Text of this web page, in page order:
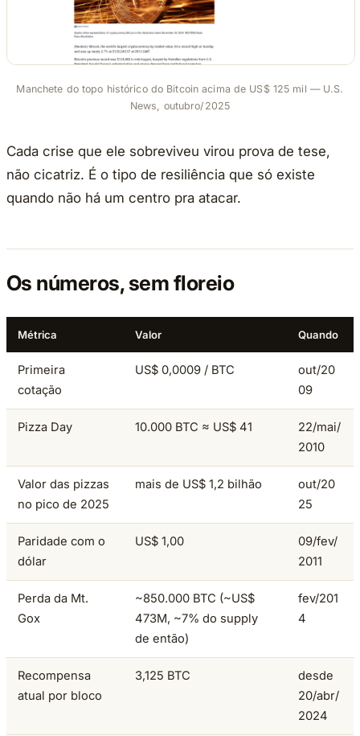
Manchete do topo histórico do Bitcoin acima de US$ 125 mil — U.S.
News, outubro/2025
Cada crise que ele sobreviveu virou prova de tese,
não cicatriz. É o tipo de resiliência que só existe
quando não há um centro pra atacar.
Os números, sem floreio
Métrica Valor Quando
Primeira
cotação
US$ 0,0009 / BTC
out/20
09
Pizza Day 10.000 BTC ≈ US$ 41
22/mai/
2010
Valor das pizzas
no pico de 2025
mais de US$ 1,2 bilhão
out/20
25
Paridade com o
dólar
US$ 1,00
09/fev/
2011
Perda da Mt.
Gox
~850.000 BTC (~US$
473M, ~7% do supply
de então)
fev/201
4
Recompensa
atual por bloco
3,125 BTC
desde
20/abr/
2024